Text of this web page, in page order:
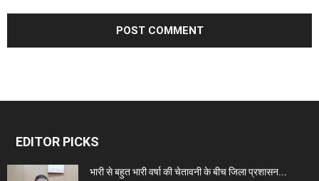
EDITOR PICKS
भारी से बहुत भारी वर्षा की चेतावनी के बीच जिला प्रशासन...